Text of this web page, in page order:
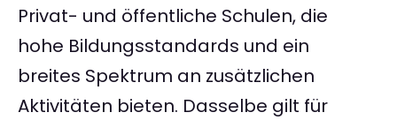
Privat- und öffentliche Schulen, die
hohe Bildungsstandards und ein
breites Spektrum an zusätzlichen
Aktivitäten bieten. Dasselbe gilt für